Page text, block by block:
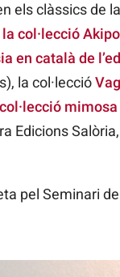
clàssics de
la col·lecció
en català de
la col·lecció
col·lecció mimosa
Edicions
pel Seminari